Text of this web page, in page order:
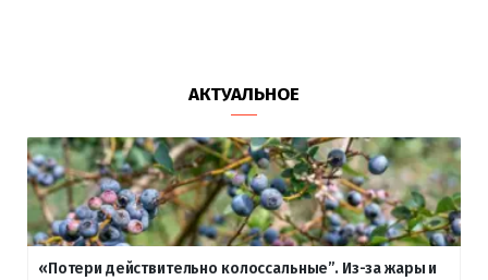
АКТУАЛЬНОЕ
«Потери действительно колоссальные”. Из-за жары и